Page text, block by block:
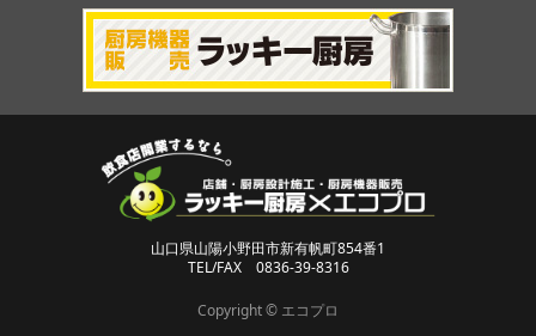
山口県山陽小野田市新有帆町854番1
TEL/FAX 0836-39-8316
Copyright © エコプロ